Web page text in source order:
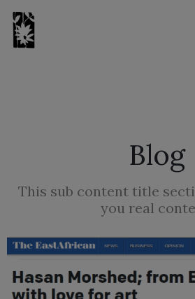
Blog
This sub content title
you real